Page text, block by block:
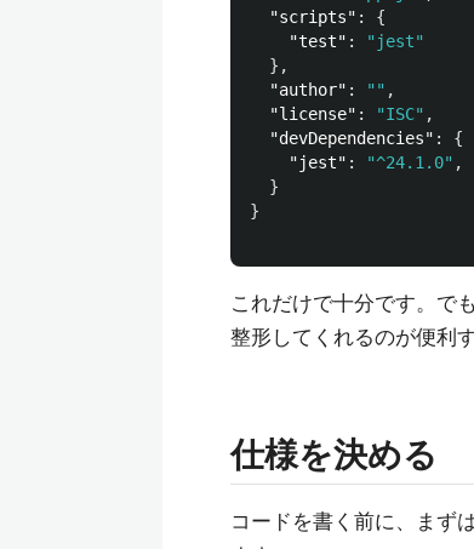
"scripts" :
{
"test" :
"jest"
},
"author" : "" ,
"license" : "ISC" ,
"devDependencies" :
{
"jest" : "^24.1.0" ,
}
}
これだけで十分です。でも
整形してくれるのが便利
仕様を決める
コードを書く前に、まず